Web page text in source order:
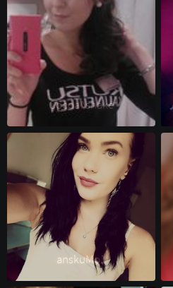
Cocoa^shake
anskuMo1